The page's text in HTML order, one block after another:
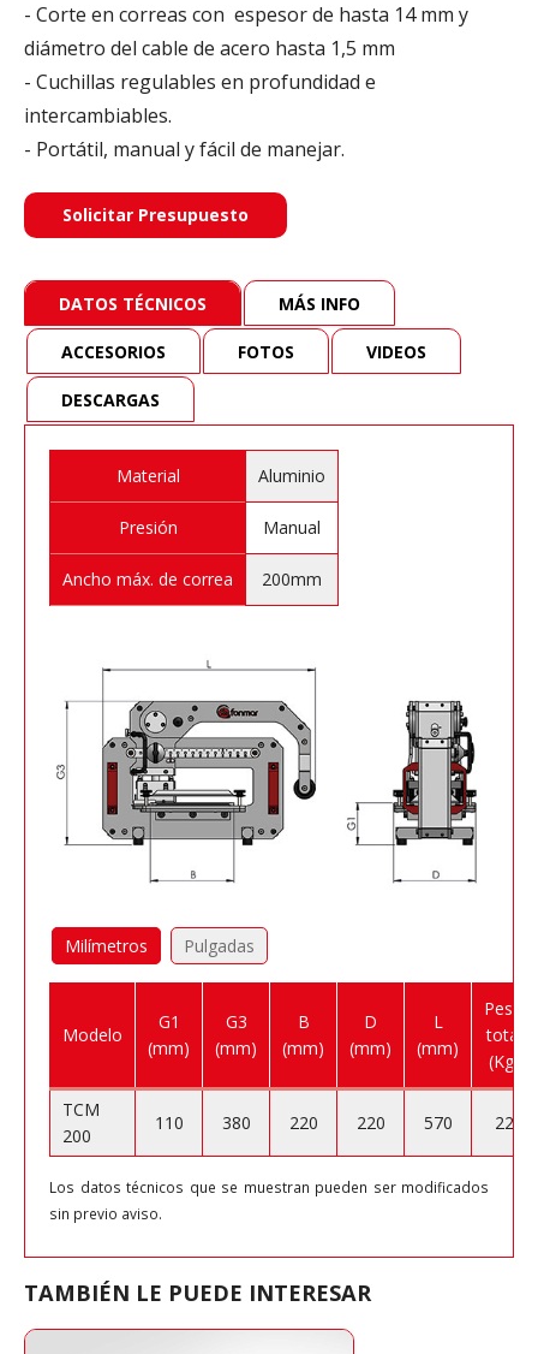
- Corte en correas con espesor de hasta 14 mm y
diámetro del cable de acero hasta 1,5 mm
- Cuchillas regulables en profundidad e
intercambiables.
- Portátil, manual y fácil de manejar.
Solicitar Presupuesto
DATOS TÉCNICOS MÁS INFO
ACCESORIOS FOTOS VIDEOS
DESCARGAS
Material Aluminio
Presión Manual
Ancho máx. de correa 200mm
Milímetros Pulgadas
Modelo
G1
(mm)
G3
(mm)
B
(mm)
D
(mm)
L
(mm)
Peso
total
(Kg)
TCM
200
110 380 220 220 570 22
Los datos técnicos que se muestran pueden ser modificados
sin previo aviso.
TAMBIÉN LE PUEDE INTERESAR